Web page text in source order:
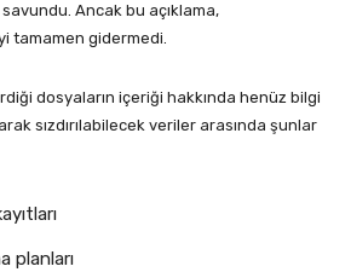
Ancak bu açıklama,
tamamen gidermedi.
dosyaların içeriği hakkında henüz bilgi
sızdırılabilecek veriler arasında şunlar
planları